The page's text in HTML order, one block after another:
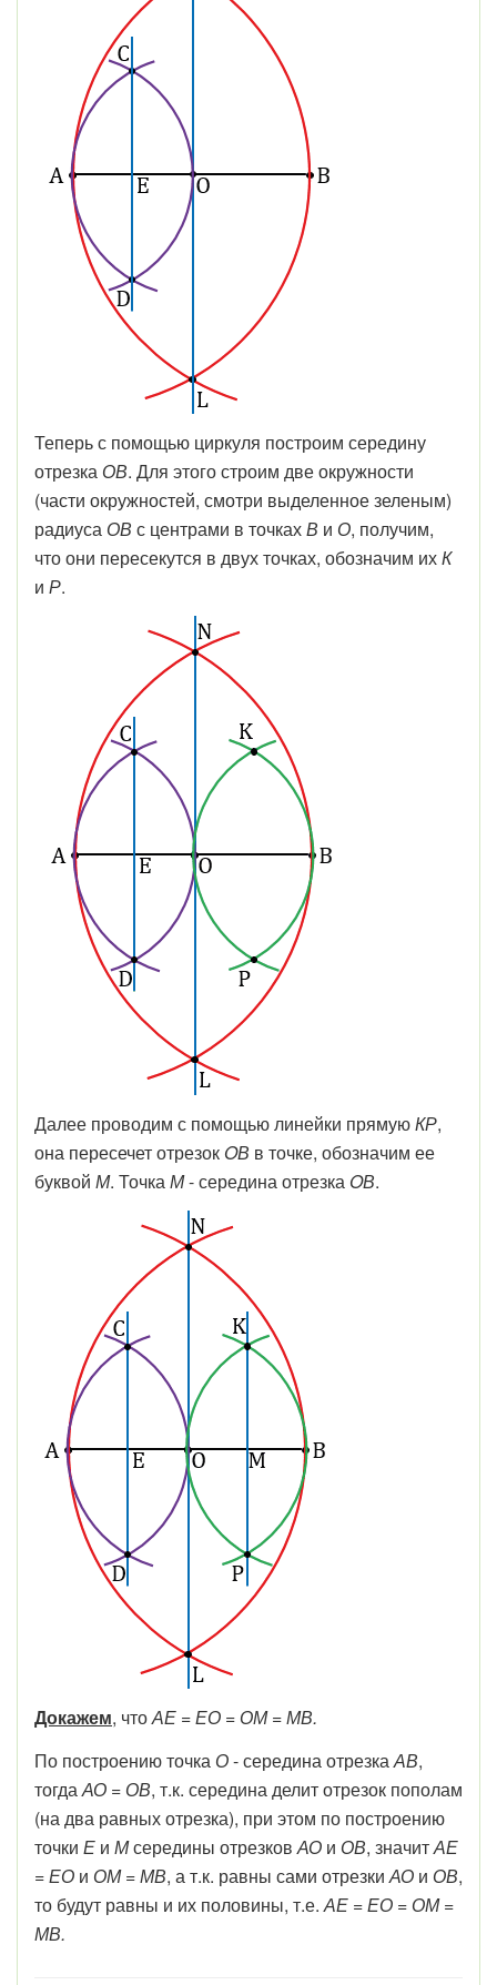
Теперь с помощью циркуля построим середину
отрезка ОВ. Для этого строим две окружности
(части окружностей, смотри выделенное зеленым)
радиуса ОВ с центрами в точкахВ и О, получим,
что они пересекутся в двух точках, обозначим ихК
и Р.
Далее проводим с помощью линейки прямуюКР,
она пересечет отрезок OВ в точке, обозначим ее
буквой М. ТочкаМ- середина отрезка OВ.
Докажем, чтоАЕ = ЕО = ОМ = МВ.
По построению точка О- середина отрезкаАВ,
тогдаАО = ОВ, т.к. середина делит отрезок пополам
(на два равных отрезка), при этом по построению
точки Е и Мсередины отрезковАО и ОВ, значитАЕ
= ЕО и ОМ = МВ, а т.к. равны сами отрезкиАО и ОВ,
то будут равны и их половины, т.е.АЕ = ЕО = ОМ =
МВ.